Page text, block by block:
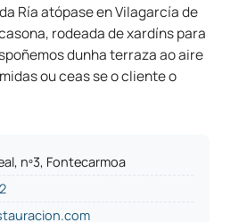
Ría atópase en Vilagarcía de
rodeada de xardíns para
dunha terraza ao aire
ou ceas se o cliente o
nº3, Fontecarmoa